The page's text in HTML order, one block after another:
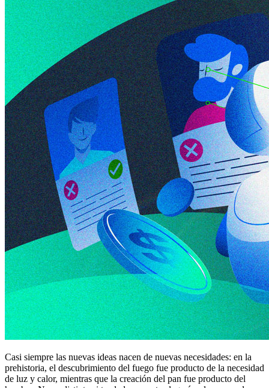
Casi siempre las nuevas ideas nacen de nuevas necesidades: en la
prehistoria, el descubrimiento del fuego fue producto de la necesidad
de luz y calor, mientras que la creación del pan fue producto del